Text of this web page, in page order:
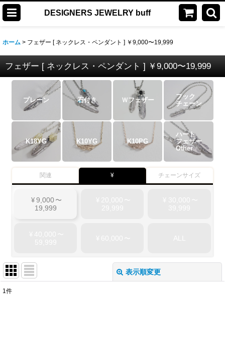
DESIGNERS JEWELRY buff
ホーム > フェザー [ ネックレス・ペンダント ] ￥9,000〜19,999
フェザー [ ネックレス・ペンダント ] ￥9,000〜19,999
プレーン 石付き Ｗフェザー
フック
チェーン
K18YG K10YG K10PG
ハート
フェザー
Other
関連 ¥ チェーンサイズ
¥ 9,000 〜
19,999
表示順変更
1件